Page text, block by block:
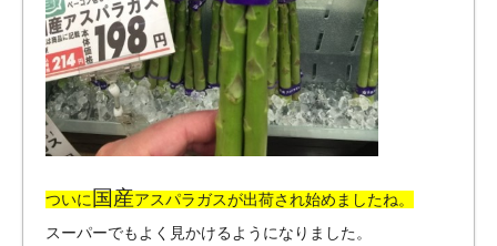
ついに国産アスパラガスが出荷され始めましたね。
スーパーでもよく見かけるようになりました。